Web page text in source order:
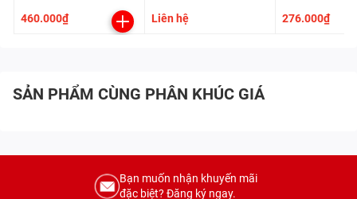
460.000₫ Liên hệ 276.000₫
SẢN PHẨM CÙNG PHÂN KHÚC GIÁ
Bạn muốn nhận khuyến mãi
đặc biệt? Đăng ký ngay.